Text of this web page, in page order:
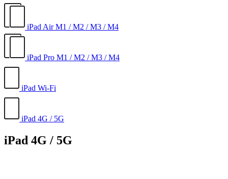
iPad Air M1 / M2 / M3 / M4
iPad Pro M1 / M2 / M3 / M4
iPad Wi-Fi
iPad 4G / 5G
iPad 4G / 5G